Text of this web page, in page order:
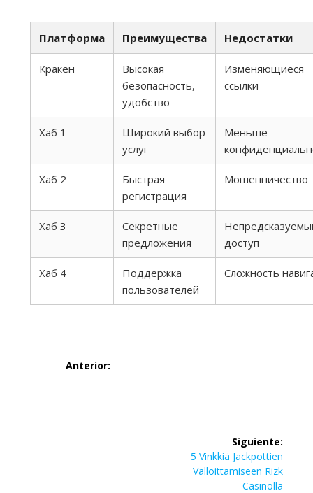
Платформа Преимущества Недостатки
Кракен
Высокая
безопасность,
удобство
Изменяющиеся
ссылки
Хаб 1
Широкий выбор
услуг
Меньше
Хаб 2
Быстрая
регистрация
Мошенничество
Хаб 3
Секретные
предложения
доступ
Хаб 4
Поддержка
пользователей
Сложность
Navegación
Anterior:
Siguiente:
Siguiente
entrada:
5 Vinkkiä Jackpottien
Valloittamiseen Rizk
Casinolla